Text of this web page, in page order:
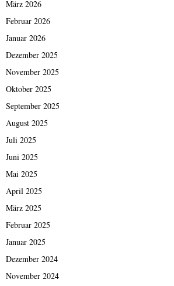
März 2026
Februar 2026
Januar 2026
Dezember 2025
November 2025
Oktober 2025
September 2025
August 2025
Juli 2025
Juni 2025
Mai 2025
April 2025
März 2025
Februar 2025
Januar 2025
Dezember 2024
November 2024